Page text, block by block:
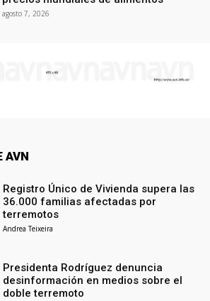
agosto 7, 2026
AVN
Registro Único de Vivienda supera las
36.000 familias afectadas por
terremotos
Andrea Teixeira
Presidenta Rodríguez denuncia
desinformación en medios sobre el
doble terremoto